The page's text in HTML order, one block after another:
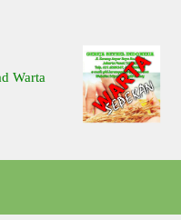
Warta